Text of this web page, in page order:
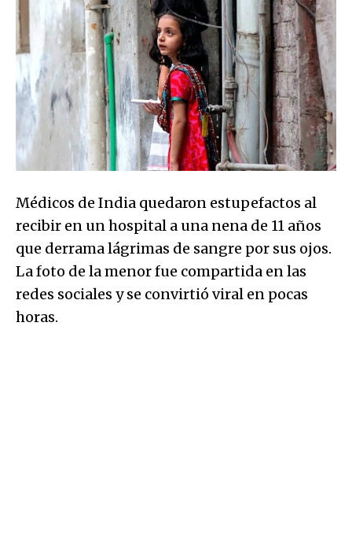
Médicos de India quedaron estupefactos al
recibir en un hospital a una nena de 11 años
que derrama lágrimas de sangre por sus ojos.
La foto de la menor fue compartida en las
redes sociales y se convirtió viral en pocas
horas.